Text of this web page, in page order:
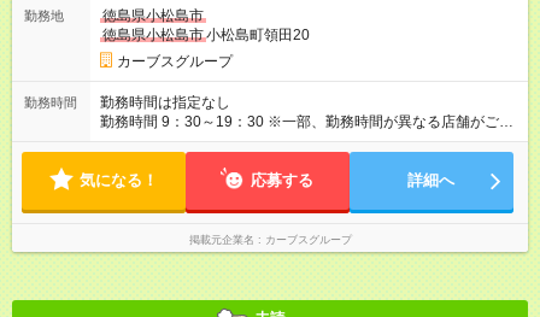
用時と同じです。 給与：月給 215,000円以上 上記額にはみなし
残業代を含みます。※超過分は全額支給いたします。 みなし残
業代 26,000円／月 みなし残業時間 19時間／月
勤務地
徳島県小松島市
徳島県小松島市小松島町領田20
カーブスグループ
勤務時間
勤務時間は指定なし
勤務時間 9：30～19：30 ※一部、勤務時間が異なる店舗がござ
います。 ＜営業時間＞ 平日／10：00～13：00、15：00～19：
深夜シフトはありません）
気になる！ 応募する 詳細へ
掲載元企業名 カーブスグループ